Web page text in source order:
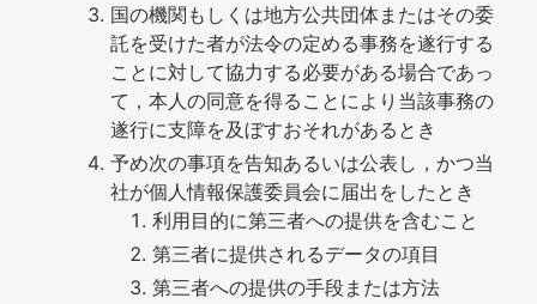
国の機関もしくは地方公共団体またはその委
託を受けた者が法令の定める事務を遂行する
ことに対して協力する必要がある場合であっ
て，本人の同意を得ることにより当該事務の
遂行に支障を及ぼすおそれがあるとき
予め次の事項を告知あるいは公表し，かつ当
社が個人情報保護委員会に届出をしたとき
利用目的に第三者への提供を含むこと
第三者に提供されるデータの項目
第三者への提供の手段または方法